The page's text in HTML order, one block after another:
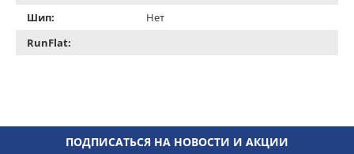
Шип:
Нет
RunFlat:
ПОДПИСАТЬСЯ НА НОВОСТИ И АКЦИИ